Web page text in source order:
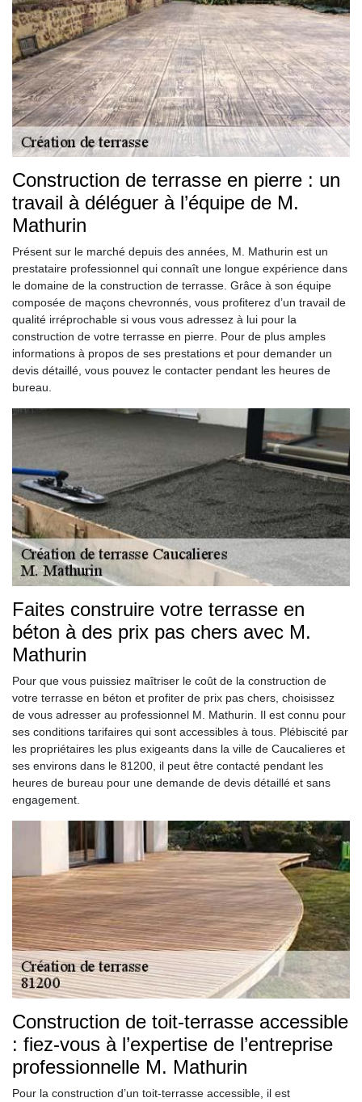
Construction de terrasse en pierre : un
travail à déléguer à l’équipe de M.
Mathurin
Présent sur le marché depuis des années, M. Mathurin est un
prestataire professionnel qui connaît une longue expérience dans
le domaine de la construction de terrasse. Grâce à son équipe
composée de maçons chevronnés, vous profiterez d’un travail de
qualité irréprochable si vous vous adressez à lui pour la
construction de votre terrasse en pierre. Pour de plus amples
informations à propos de ses prestations et pour demander un
devis détaillé, vous pouvez le contacter pendant les heures de
bureau.
Faites construire votre terrasse en
béton à des prix pas chers avec M.
Mathurin
Pour que vous puissiez maîtriser le coût de la construction de
votre terrasse en béton et profiter de prix pas chers, choisissez
de vous adresser au professionnel M. Mathurin. Il est connu pour
ses conditions tarifaires qui sont accessibles à tous. Plébiscité par
les propriétaires les plus exigeants dans la ville de Caucalieres et
ses environs dans le 81200, il peut être contacté pendant les
heures de bureau pour une demande de devis détaillé et sans
engagement.
Construction de toit-terrasse accessible
: fiez-vous à l’expertise de l’entreprise
professionnelle M. Mathurin
Pour la construction d’un toit-terrasse accessible, il est